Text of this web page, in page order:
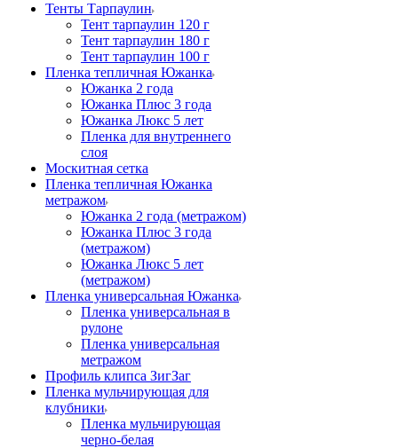
Тенты Тарпаулин
Тент тарпаулин 120 г
Тент тарпаулин 180 г
Тент тарпаулин 100 г
Пленка тепличная Южанка
Южанка 2 года
Южанка Плюс 3 года
Южанка Люкс 5 лет
Пленка для внутреннего
слоя
Москитная сетка
Пленка тепличная Южанка
метражом
Южанка 2 года (метражом)
Южанка Плюс 3 года
(метражом)
Южанка Люкс 5 лет
(метражом)
Пленка универсальная Южанка
Пленка универсальная в
рулоне
Пленка универсальная
метражом
Профиль клипса ЗигЗаг
Пленка мульчирующая для
клубники
Пленка мульчирующая
черно-белая